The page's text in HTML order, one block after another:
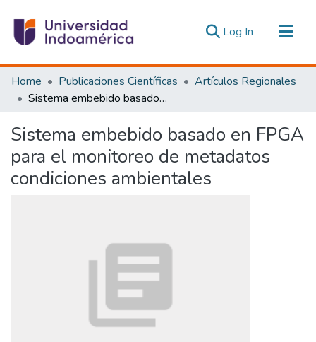
Log In (current)
Communities & Collections
All of DSpace
Estadísticas Externas
Home Publicaciones Científicas
Artículos Regionales
Sistema embebido basado en FPGA para el monitoreo de metadatos condiciones ambientales
Sistema embebido basado en FPGA
para el monitoreo de metadatos
condiciones ambientales